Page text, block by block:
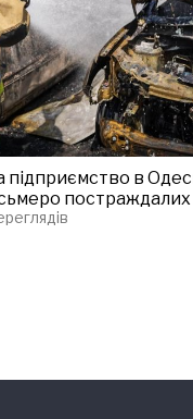
підприємство в
постраждалих